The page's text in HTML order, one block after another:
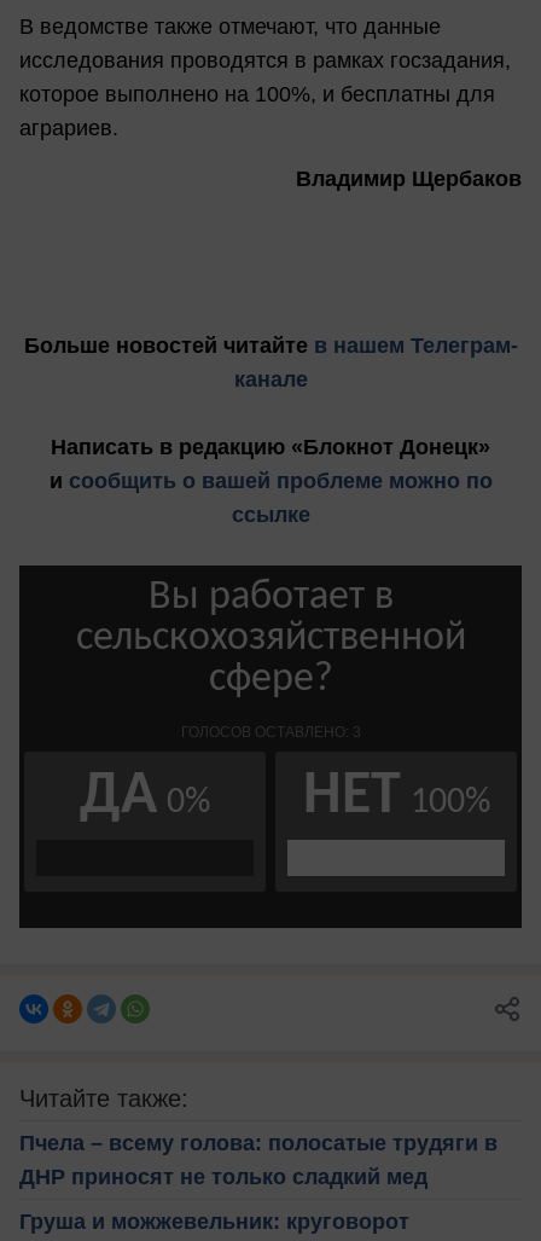
В ведомстве также отмечают, что данные
исследования проводятся в рамках госзадания,
которое выполнено на 100%, и бесплатны для
аграриев.
Владимир Щербаков
Больше новостей читайте в нашем Телеграм-
канале
Написать в редакцию «Блокнот Донецк»
и сообщить о вашей проблеме можно по
ссылке
Читайте также:
Пчела – всему голова: полосатые трудяги в
ДНР приносят не только сладкий мед
Груша и можжевельник: круговорот